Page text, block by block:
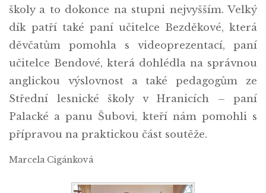
školy a to dokonce na stupni nejvyšším. Velký
dík patří také paní učitelce Bezděkové, která
děvčatům pomohla s videoprezentací, paní
učitelce Bendové, která dohlédla na správnou
anglickou výslovnost a také pedagogům ze
Střední lesnické školy v Hranicích – paní
Palacké a panu Šubovi, kteří nám pomohli s
přípravou na praktickou část soutěže.
Marcela Cigánková